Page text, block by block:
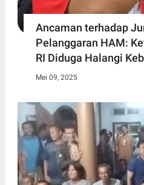
Ancaman terhadap
Pelanggaran HAM:
RI Diduga Halangi
Mei 09, 2025